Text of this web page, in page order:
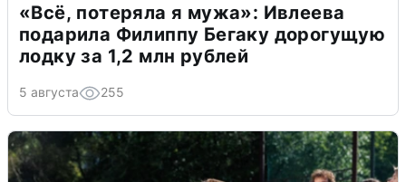
«Всё, потеряла я мужа»: Ивлеева
подарила Филиппу Бегаку дорогущую
лодку за 1,2 млн рублей
5 августа 255